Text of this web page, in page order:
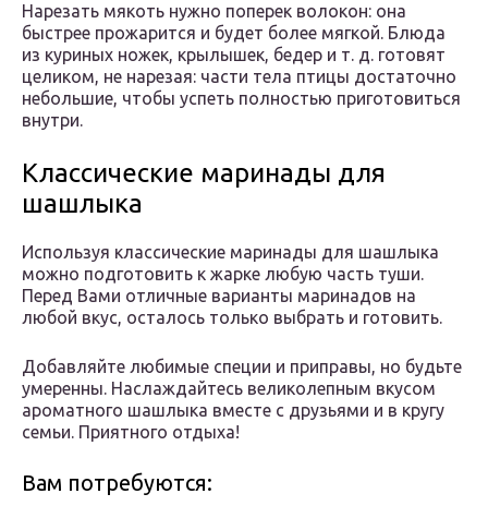
Нарезать мякоть нужно поперек волокон: она
быстрее прожарится и будет более мягкой. Блюда
из куриных ножек, крылышек, бедер и т. д. готовят
целиком, не нарезая: части тела птицы достаточно
небольшие, чтобы успеть полностью приготовиться
внутри.
Классические маринады для
шашлыка
Используя классические маринады для шашлыка
можно подготовить к жарке любую часть туши.
Перед Вами отличные варианты маринадов на
любой вкус, осталось только выбрать и готовить.
Добавляйте любимые специи и приправы, но будьте
умеренны. Наслаждайтесь великолепным вкусом
ароматного шашлыка вместе с друзьями и в кругу
семьи. Приятного отдыха!
Вам потребуются: